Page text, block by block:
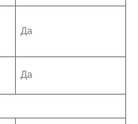
Да
Да